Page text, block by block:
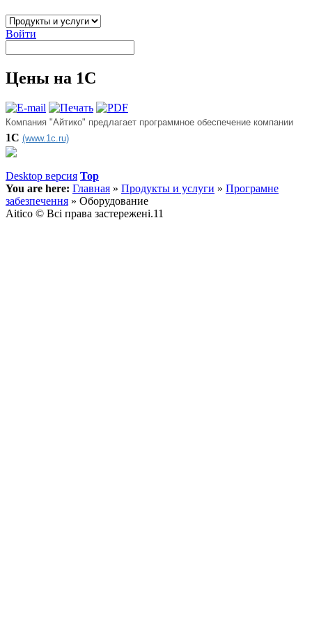
Войти
Цены на 1С
Компания "Айтико" предлагает программное обеспечение компании
1С (www.1c.ru)
Desktop версия Top
You are here: Главная » Продукты и услуги » Програмне
забезпечення » Оборудование
Aitico © Всі права застережені.11